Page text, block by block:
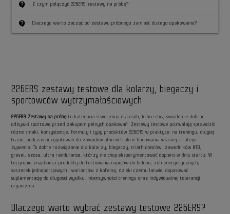
contact_support Z czym połączyć 226ERS zestawy na próbę?
contact_support Dlaczego warto zacząć od zestawu próbnego zamiast dużego opakowania?
226ERS zestawy testowe dla kolarzy, biegaczy i
sportowców wytrzymałościowych
226ERS Zestawy na próbę to kategoria stworzona dla osób, które chcą świadomie dobrać
odżywki sportowe przed zakupem pełnych opakowań. Zestawy testowe pozwalają sprawdzić
różne smaki, konsystencje, formuły i typy produktów 226ERS w praktyce: na treningu, długiej
trasie, podczas przygotowań do zawodów albo w trakcie budowania własnej strategii
żywienia. To dobre rozwiązanie dla kolarzy, biegaczy, triathlonistów, zawodników MTB,
gravel, szosa, ultra i endurance, którzy nie chcą eksperymentować dopiero w dniu startu. W
tej grupie znajdziesz produkty do testowania napojów do bidonu, żeli energetycznych,
saszetek jednoporcjowych i wariantów z kofeiną, dzięki czemu łatwiej dopasować
suplementację do długości wysiłku, intensywności treningu oraz indywidualnej tolerancji
organizmu.
Dlaczego warto wybrać zestawy testowe 226ERS?